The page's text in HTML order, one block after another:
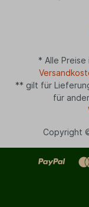
* Alle
** gilt für
für
Copyright